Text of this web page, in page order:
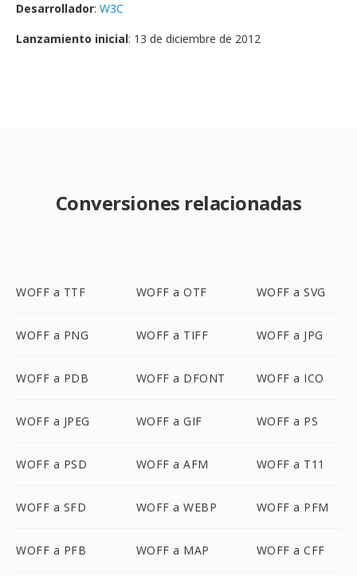
Desarrollador: W3C
Lanzamiento inicial: 13 de diciembre de 2012
Conversiones relacionadas
WOFF a TTF WOFF a OTF WOFF a SVG
WOFF a PNG WOFF a TIFF WOFF a JPG
WOFF a PDB WOFF a DFONT WOFF a ICO
WOFF a JPEG WOFF a GIF WOFF a PS
WOFF a PSD WOFF a AFM WOFF a T11
WOFF a SFD WOFF a WEBP WOFF a PFM
WOFF a PFB WOFF a MAP WOFF a CFF